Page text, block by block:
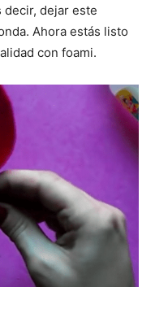
dejar este
Ahora estás listo
con foami.